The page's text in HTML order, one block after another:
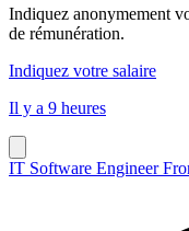
Indiquez anonymement
de rémunération.
Indiquez votre salaire
Il y a 9 heures
IT Software Engineer